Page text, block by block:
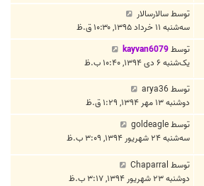
توسطسالارسالار
سه‌شنبه ۱۱ خرداد ۱۳۹۵, ۱۰:۳۰ ق.ظ
توسطkayvan6079
یک‌شنبه ۶ دی ۱۳۹۴, ۱۰:۴۰ ب.ظ
توسط arya36
دوشنبه ۱۳ مهر ۱۳۹۴, ۱:۲۹ ق.ظ
توسطgoldeagle
سه‌شنبه ۲۴ شهریور ۱۳۹۴, ۳:۰۹ ب.ظ
توسط Chaparral
دوشنبه ۲۳ شهریور ۱۳۹۴, ۳:۱۷ ب.ظ